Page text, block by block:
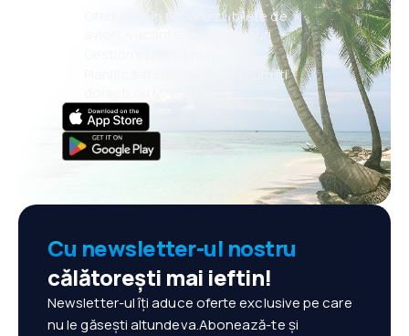
Oferte noi în fiecare zi: bilete de
avion, vacanțe, city break-uri
Planifică-ți călătoriile așa cum îți
Cu newsletter-ul nostru
călătorești mai ieftin!
Newsletter-ul îți aduce oferte exclusive pe care
nu le găsești altundeva.Abonează-te și